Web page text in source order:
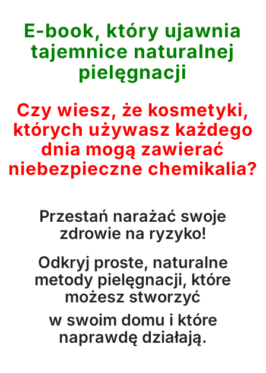
E-book, który ujawnia
tajemnice naturalnej
pielęgnacji
Czy wiesz, że kosmetyki,
których używasz każdego
dnia mogą zawierać
niebezpieczne chemikalia?
Przestań narażać swoje
zdrowie na ryzyko!
Odkryj proste, naturalne
metody pielęgnacji, które
możesz stworzyć
w swoim domu i które
naprawdę działają.